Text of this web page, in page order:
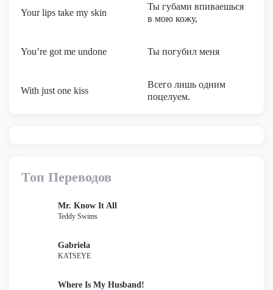
Your lips take my skin
Ты губами впиваешься
в мою кожу,
You’re got me undone Ты погубил меня
With just one kiss
Всего лишь одним
поцелуем.
Топ Переводов
Mr. Know It All
Teddy Swims
Gabriela
KATSEYE
Where Is My Husband!